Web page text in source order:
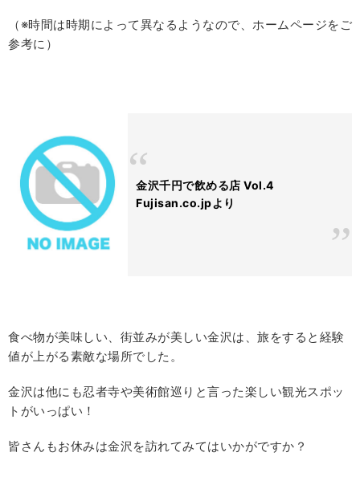
（※時間は時期によって異なるようなので、ホームページをご
参考に）
金沢千円で飲める店 Vol.4
Fujisan.co.jpより
食べ物が美味しい、街並みが美しい金沢は、旅をすると経験
値が上がる素敵な場所でした。
金沢は他にも忍者寺や美術館巡りと言った楽しい観光スポッ
トがいっぱい！
皆さんもお休みは金沢を訪れてみてはいかがですか？